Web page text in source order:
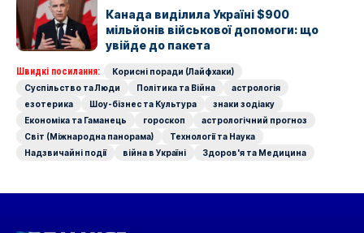
Канада виділила Україні $900
мільйонів військової допомоги: що
увійде до пакета
Швидкі посилання:
Корисні поради (Лайфхаки)
Суспільство та Люди
Політика та Війна
астрологія
езотерика
Шоу-бізнес та Культура
знаки зодіаку
Економіка та Гаманець
гороскоп
астрологічний прогноз
Світ (Міжнародна панорама)
Технології та Наука
Надзвичайні події
війна в Україні Здоров'я та Медицина